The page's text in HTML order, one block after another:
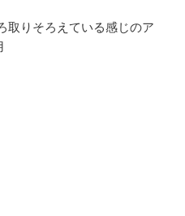
取りそろえている感じのア